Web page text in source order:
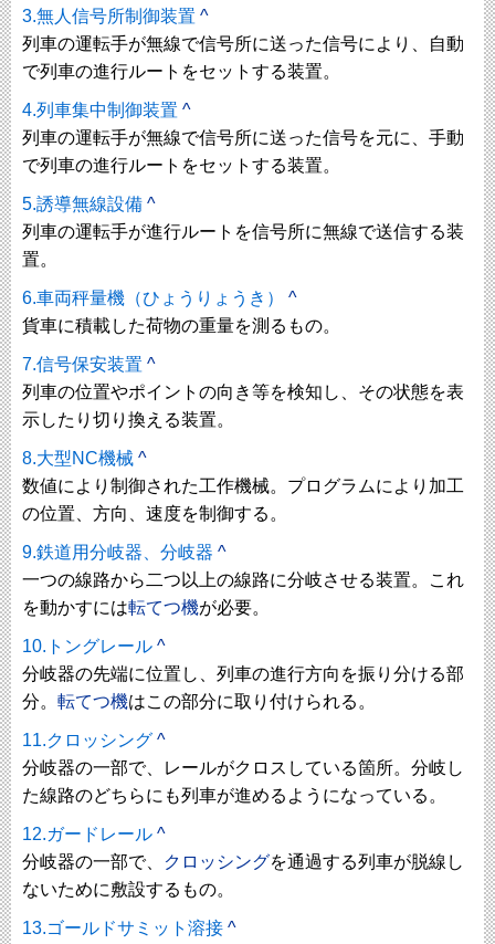
3.無人信号所制御装置 ^
列車の運転手が無線で信号所に送った信号により、自動
で列車の進行ルートをセットする装置。
4.列車集中制御装置 ^
列車の運転手が無線で信号所に送った信号を元に、手動
で列車の進行ルートをセットする装置。
5.誘導無線設備 ^
列車の運転手が進行ルートを信号所に無線で送信する装
置。
6.車両秤量機（ひょうりょうき） ^
貨車に積載した荷物の重量を測るもの。
7.信号保安装置 ^
列車の位置やポイントの向き等を検知し、その状態を表
示したり切り換える装置。
8.大型NC機械 ^
数値により制御された工作機械。プログラムにより加工
の位置、方向、速度を制御する。
9.鉄道用分岐器、分岐器 ^
一つの線路から二つ以上の線路に分岐させる装置。これ
を動かすには転てつ機が必要。
10.トングレール ^
分岐器の先端に位置し、列車の進行方向を振り分ける部
分。 転てつ機はこの部分に取り付けられる。
11.クロッシング ^
分岐器の一部で、レールがクロスしている箇所。分岐し
た線路のどちらにも列車が進めるようになっている。
12.ガードレール ^
分岐器の一部で、
クロッシングを通過する列車が脱線し
ないために敷設するもの。
13.ゴールドサミット溶接 ^